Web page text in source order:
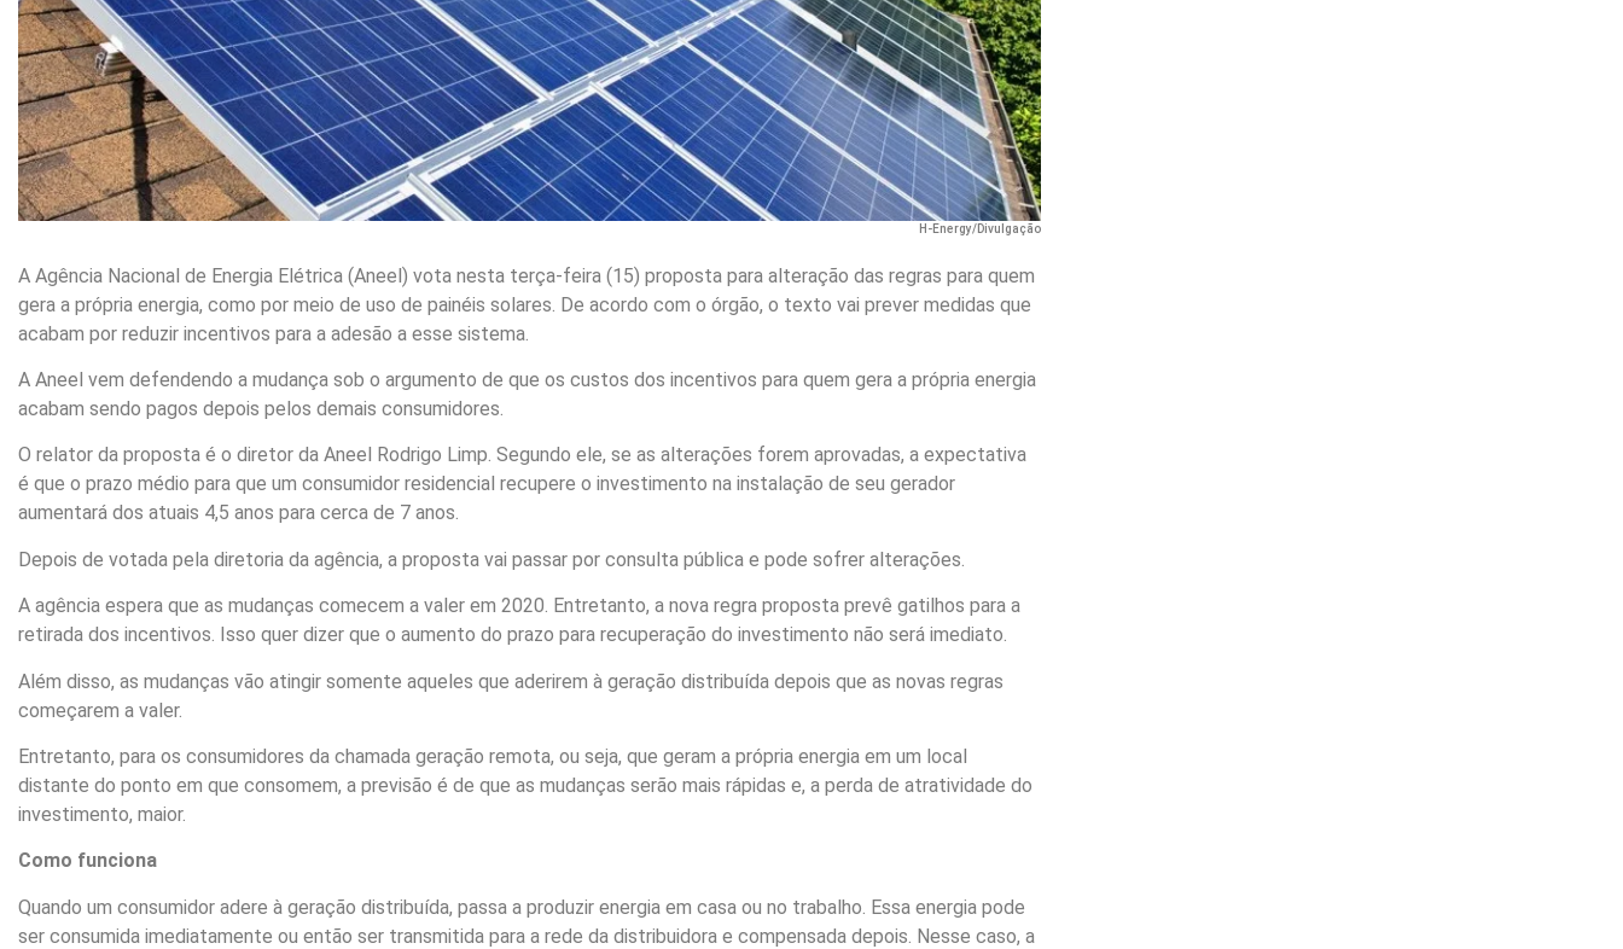
H-Energy/Divulgação
A Agência Nacional de Energia Elétrica (Aneel) vota nesta terça-feira (15) proposta para alteração das regras para quem
gera a própria energia, como por meio de uso de painéis solares. De acordo com o órgão, o texto vai prever medidas que
acabam por reduzir incentivos para a adesão a esse sistema.
A Aneel vem defendendo a mudança sob o argumento de que os custos dos incentivos para quem gera a própria energia
acabam sendo pagos depois pelos demais consumidores.
O relator da proposta é o diretor da Aneel Rodrigo Limp. Segundo ele, se as alterações forem aprovadas, a expectativa
é que o prazo médio para que um consumidor residencial recupere o investimento na instalação de seu gerador
aumentará dos atuais 4,5 anos para cerca de 7 anos.
Depois de votada pela diretoria da agência, a proposta vai passar por consulta pública e pode sofrer alterações.
A agência espera que as mudanças comecem a valer em 2020. Entretanto, a nova regra proposta prevê gatilhos para a
retirada dos incentivos. Isso quer dizer que o aumento do prazo para recuperação do investimento não será imediato.
Além disso, as mudanças vão atingir somente aqueles que aderirem à geração distribuída depois que as novas regras
começarem a valer.
Entretanto, para os consumidores da chamada geração remota, ou seja, que geram a própria energia em um local
distante do ponto em que consomem, a previsão é de que as mudanças serão mais rápidas e, a perda de atratividade do
investimento, maior.
Como funciona
Quando um consumidor adere à geração distribuída, passa a produzir energia em casa ou no trabalho. Essa energia pode
ser consumida imediatamente ou então ser transmitida para a rede da distribuidora e compensada depois. Nesse caso, a